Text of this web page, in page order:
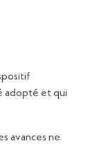
adopté et qui
avances ne